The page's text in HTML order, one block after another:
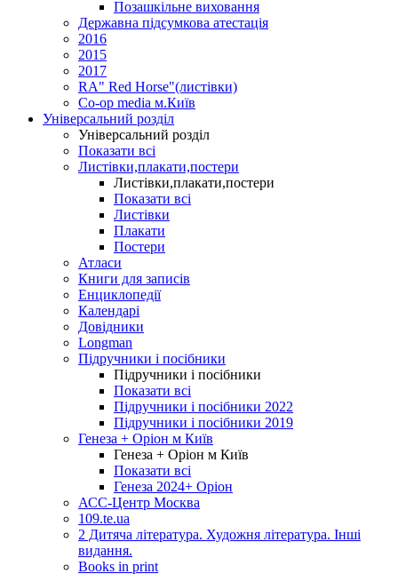
Позашкільне виховання
Державна підсумкова атестація
2016
2015
2017
RA" Red Horse"(листівки)
Co-op media м.Київ
Універсальний розділ
Універсальний розділ
Показати всі
Листівки,плакати,постери
Листівки,плакати,постери
Показати всі
Листівки
Плакати
Постери
Атласи
Книги для записів
Енциклопедії
Календарі
Довідники
Longman
Підручники і посібники
Підручники і посібники
Показати всі
Підручники і посібники 2022
Підручники і посібники 2019
Генеза + Оріон м Київ
Генеза + Оріон м Київ
Показати всі
Генеза 2024+ Оріон
АСС-Центр Москва
109.te.ua
2 Дитяча література. Художня література. Інші
видання.
Books in print